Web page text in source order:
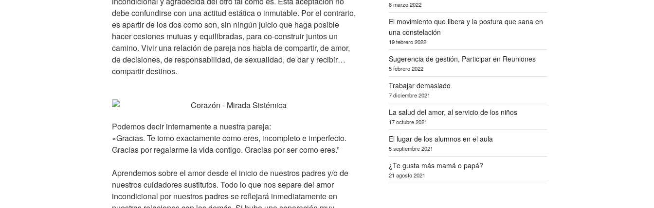
debe confundirse con una actitud estática o inmutable. Por el contrario,
es apartir de los dos como son, sin ningún juicio que haga posible
hacer cesiones mutuas y equilibradas, para co-construir juntos un
camino. Vivir una relación de pareja nos habla de compartir, de amor,
de decisiones, de responsabilidad, de sexualidad, de dar y recibir…
compartir destinos.
Podemos decir internamente a nuestra pareja:
«Gracias. Te tomo exactamente como eres, incompleto e imperfecto.
Gracias por regalarme la vida contigo. Gracias por ser como eres.”
Aprendemos sobre el amor desde el inicio de nuestros padres y/o de
nuestros cuidadores sustitutos. Todo lo que nos separe del amor
incondicional por nuestros padres se reflejará inmediatamente en
8 marzo 2022
El movimiento que libera y la postura que sana en
una constelación
19 febrero 2022
Sugerencia de gestión, Participar en Reuniones
5 febrero 2022
Trabajar demasiado
7 diciembre 2021
La salud del amor, al servicio de los niños
17 octubre 2021
El lugar de los alumnos en el aula
5 septiembre 2021
¿Te gusta más mamá o papá?
21 agosto 2021